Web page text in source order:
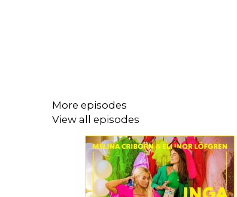
More episodes
View all episodes